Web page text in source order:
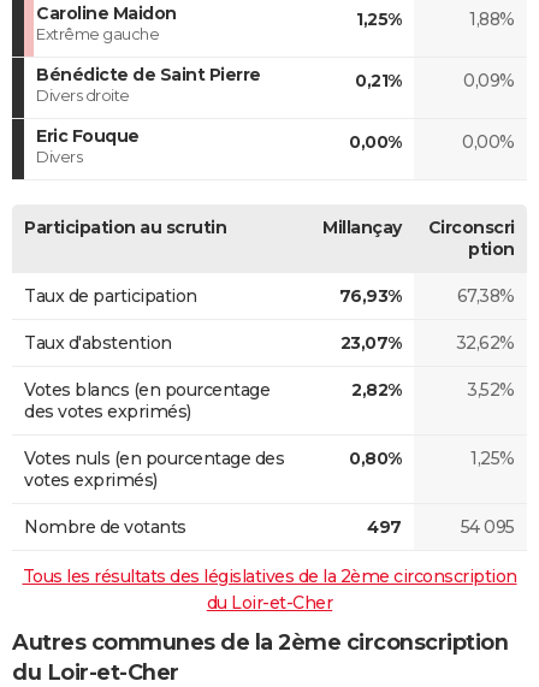
Caroline Maidon
Extrême gauche
1,25% 1,88%
Bénédicte de Saint Pierre
Divers droite
0,21% 0,09%
Eric Fouque
Divers
0,00% 0,00%
Participation au scrutin Millançay
Circonscri
ption
Taux de participation 76,93% 67,38%
Taux d'abstention 23,07% 32,62%
Votes blancs (en pourcentage
des votes exprimés)
2,82% 3,52%
Votes nuls (en pourcentage des
votes exprimés)
0,80% 1,25%
Nombre de votants 497 54 095
Tous les résultats des législatives de la 2ème circonscription
du Loir-et-Cher
Autres communes de la 2ème circonscription
du Loir-et-Cher